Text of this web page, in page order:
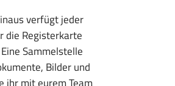
verfügt jeder
die Registerkarte
Eine Sammelstelle
Bilder und
ihr mit eurem Team